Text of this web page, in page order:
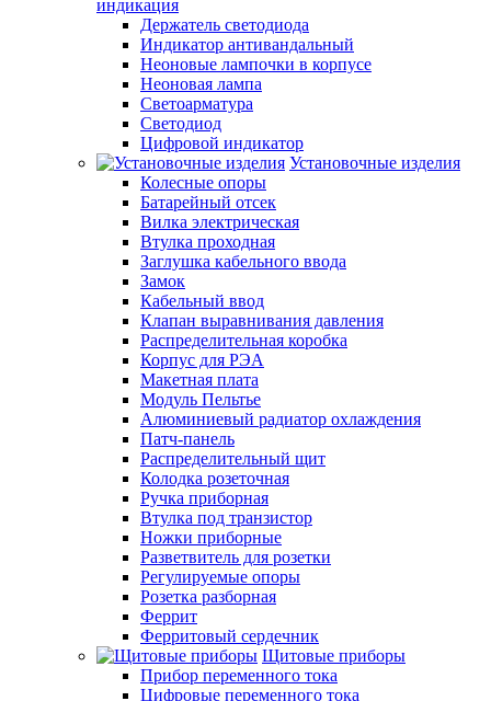
индикация
Держатель светодиода
Индикатор антивандальный
Неоновые лампочки в корпусе
Неоновая лампа
Светоарматура
Светодиод
Цифровой индикатор
Установочные изделия
Колесные опоры
Батарейный отсек
Вилка электрическая
Втулка проходная
Заглушка кабельного ввода
Замок
Кабельный ввод
Клапан выравнивания давления
Распределительная коробка
Корпус для РЭА
Макетная плата
Модуль Пельтье
Алюминиевый радиатор охлаждения
Патч-панель
Распределительный щит
Колодка розеточная
Ручка приборная
Втулка под транзистор
Ножки приборные
Разветвитель для розетки
Регулируемые опоры
Розетка разборная
Феррит
Ферритовый сердечник
Щитовые приборы
Прибор переменного тока
Цифровые переменного тока